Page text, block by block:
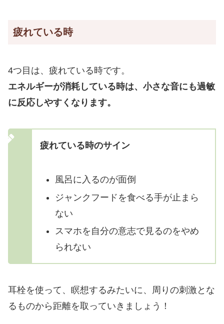
疲れている時
4つ目は、疲れている時です。
エネルギーが消耗している時は、小さな音にも過敏
に反応しやすくなります。
疲れている時のサイン
風呂に入るのが面倒
ジャンクフードを食べる手が止まら
ない
スマホを自分の意志で見るのをやめ
られない
耳栓を使って、瞑想するみたいに、周りの刺激とな
るものから距離を取っていきましょう！